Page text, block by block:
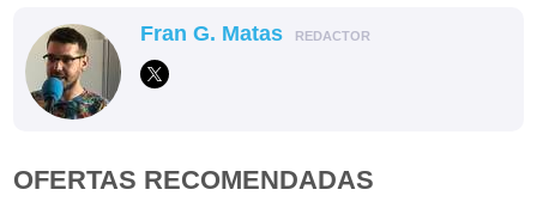
Fran G. Matas REDACTOR
OFERTAS RECOMENDADAS